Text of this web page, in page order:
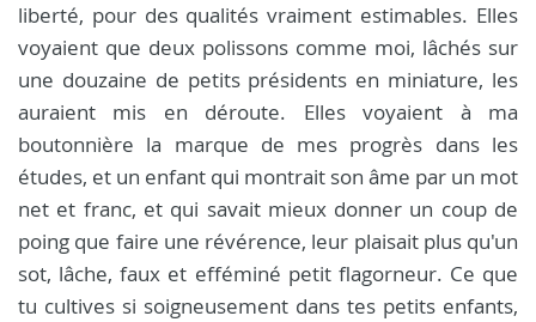
liberté, pour des qualités vraiment estimables. Elles
voyaient que deux polissons comme moi, lâchés sur
une douzaine de petits présidents en miniature, les
auraient mis en déroute. Elles voyaient à ma
boutonnière la marque de mes progrès dans les
études, et un enfant qui montrait son âme par un mot
net et franc, et qui savait mieux donner un coup de
poing que faire une révérence, leur plaisait plus qu'un
sot, lâche, faux et efféminé petit flagorneur. Ce que
tu cultives si soigneusement dans tes petits enfants,